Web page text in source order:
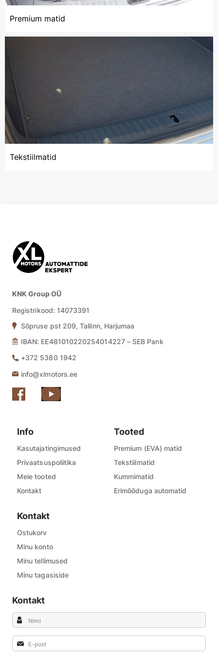
Premium matid
Tekstiilmatid
KNK Group OÜ
Registrikood: 14073391
Sõpruse pst 209, Tallinn, Harjumaa
IBAN: EE481010220254014227 – SEB Pank
+372 5380 1942
info@xlmotors.ee
Info
Kasutajatingimused
Privaatsuspoliitika
Meie tooted
Kontakt
Tooted
Premium (EVA) matid
Tekstiilmatid
Kummimatid
Erimõõduga automatid
Kontakt
Ostukorv
Minu konto
Minu tellimused
Minu tagasiside
Kontakt